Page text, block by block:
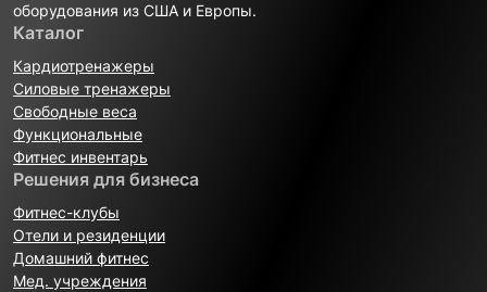
оборудования из США и Европы.
Каталог
Кардиотренажеры
Силовые тренажеры
Свободные веса
Функциональные
Фитнес инвентарь
Решения для бизнеса
Фитнес-клубы
Отели и резиденции
Домашний фитнес
Мед. учреждения